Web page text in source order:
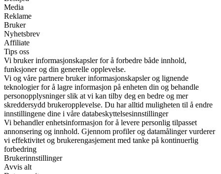
Media
Reklame
Bruker
Nyhetsbrev
Affiliate
Tips oss
Vi bruker informasjonskapsler for å forbedre både innhold,
funksjoner og din generelle opplevelse.
Vi og våre partnere bruker informasjonskapsler og lignende
teknologier for å lagre informasjon på enheten din og behandle
personopplysninger slik at vi kan tilby deg en bedre og mer
skreddersydd brukeropplevelse. Du har alltid muligheten til å endre
innstillingene dine i våre databeskyttelsesinnstillinger
Vi behandler enhetsinformasjon for å levere personlig tilpasset
annonsering og innhold. Gjennom profiler og datamålinger vurderer
vi effektivitet og brukerengasjement med tanke på kontinuerlig
forbedring
Brukerinnstillinger
Avvis alt